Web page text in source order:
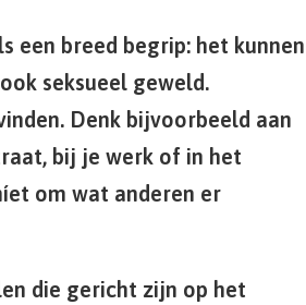
een breed begrip: het kunnen
seksueel geweld.
Denk bijvoorbeeld aan
bij je werk of in het
om wat anderen er
die gericht zijn op het